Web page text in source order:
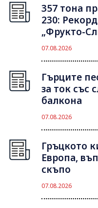
357 тона
230:
„Фрукто-
07.08.2026
Гърците
за ток със
балкона
07.08.2026
Гръцкото
Европа,
скъпо
07.08.2026